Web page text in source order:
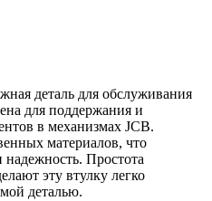
деталь для обслуживания
для поддержания и
в механизмах JCB.
материалов, что
надежность. Простота
эту втулку легко
деталью.